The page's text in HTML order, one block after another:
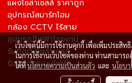
แผงโซล่าเซลล์ ราคาถูก
อุปกรณ์สมาร์ทโฮม
กล้อง CCTV ไร้สาย
อุปกรณ์ไฟฟ้าโรงงาน
รับติดตั้งโซล่าเซลล์
รับติดตั้งระบบไฟฟ้า
เว็บไซต์นี้มีการใช้งานคุกกี้ เพื่อเพิ่มประสิ
ในการใช้งานเว็บไซต์ของท่าน ท่านสามาร
ได้ที่นโยบายความเป็นส่วนตัว และ นโยบา